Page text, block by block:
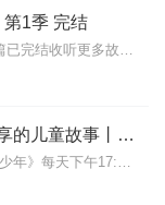
I like it，我给十
持！！！
第1季 完结
《猫小九历险记》第1季天门云梯篇已完结收听更多故事内容《猫小九历险记》完整版请转到↓>>>点击进入《猫小九历险记丨全集版》<<<>>>点击进入《猫小九历...
猫七夜之御龙少年丨亲子共享的儿童故事丨奇喵宇宙
奇喵宇宙力作——《猫七夜之御龙少年》每天下午17:40，一起踏上契约师的旅途吧！>>>点击收听《蛇繁星之永恒国度》，看在逃公主如何开疆拓土<<<>>>不屈少年的...